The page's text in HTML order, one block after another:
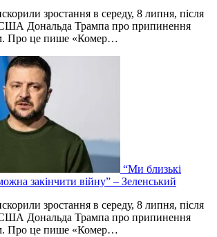
зростання в середу, 8 липня, після
США Дональда Трампа про припинення
Про це пише «Комер…
“Ми близькі
закінчити війну” – Зеленський
зростання в середу, 8 липня, після
США Дональда Трампа про припинення
Про це пише «Комер…